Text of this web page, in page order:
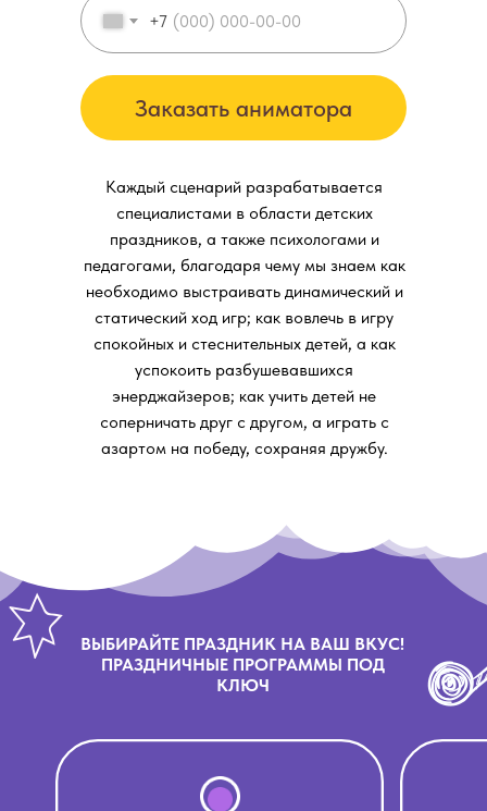
+7
Заказать аниматора
Каждый сценарий разрабатывается
специалистами в области детских
праздников, а также психологами и
педагогами, благодаря чему мы знаем как
необходимо выстраивать динамический и
статический ход игр; как вовлечь в игру
спокойных и стеснительных детей, а как
успокоить разбушевавшихся
энерджайзеров; как учить детей не
соперничать друг с другом, а играть с
азартом на победу, сохраняя дружбу.
ВЫБИРАЙТЕ ПРАЗДНИК НА ВАШ ВКУС!
ПРАЗДНИЧНЫЕ ПРОГРАММЫ ПОД
КЛЮЧ